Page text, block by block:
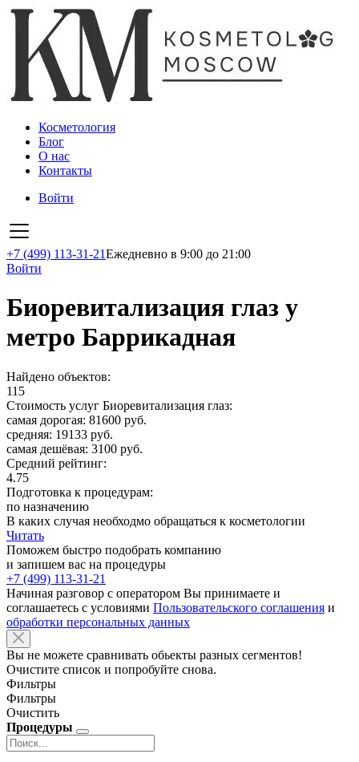
Косметология
Блог
О нас
Контакты
Войти
+7 (499) 113-31-21Ежедневно в 9:00 до 21:00
Войти
Биоревитализация глаз у
метро Баррикадная
Найдено объектов:
115
Стоимость услуг Биоревитализация глаз:
самая дорогая: 81600 руб.
средняя: 19133 руб.
самая дешёвая: 3100 руб.
Средний рейтинг:
4.75
Подготовка к процедурам:
по назначению
В каких случая необходмо обращаться к косметологии
Читать
Поможем быстро подобрать компанию
и запишем вас на процедуры
+7 (499) 113-31-21
Начиная разговор с оператором Вы принимаете и
соглашаетесь с условиями Пользовательского соглашения и
обработки персональных данных
Вы не можете сравнивать обьекты разных сегментов!
Очистите список и попробуйте снова.
Фильтры
Фильтры
Очистить
Процедуры